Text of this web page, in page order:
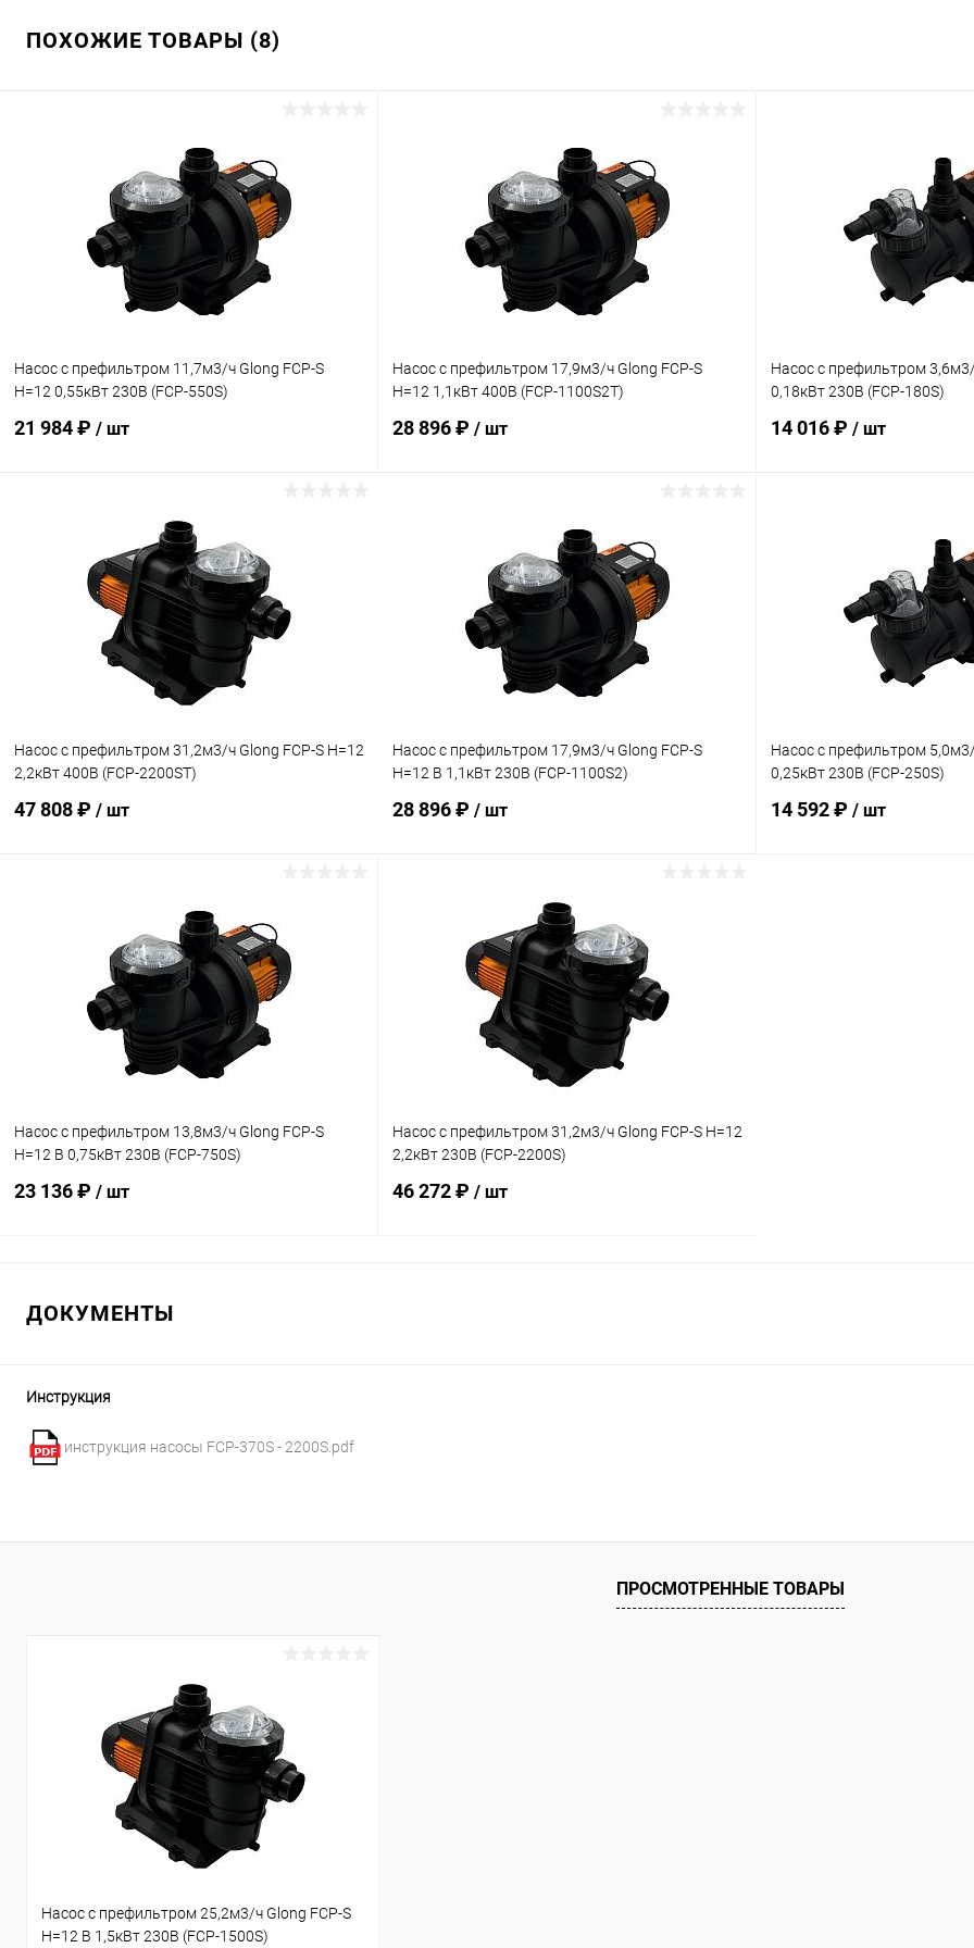
ПОХОЖИЕ ТОВАРЫ (8)
Насос с префильтром 11,7м3/ч Glong FCP-S
Н=12 0,55кВт 230В (FCP-550S)
21 984 ₽ / шт
В корзину
В избранное
К сравнению В наличии
Насос с префильтром 17,9м3/ч Glong FCP-S
Н=12 1,1кВт 400В (FCP-1100S2T)
28 896 ₽ / шт
В избранное
К сравнению Под заказ
Насос с префильтром
0,18кВт 230В (FCP-180S)
14 016 ₽ / шт
К сравнению
Насос с префильтром 31,2м3/ч Glong FCP-S Н=12
2,2кВт 400В (FCP-2200ST)
47 808 ₽ / шт
В избранное
К сравнению В наличии
Насос с префильтром 17,9м3/ч Glong FCP-S
Н=12 В 1,1кВт 230В (FCP-1100S2)
28 896 ₽ / шт
В корзину
В избранное
К сравнению В наличии
Насос с префильтром
0,25кВт 230В (FCP-250S)
14 592 ₽ / шт
Насос с префильтром 13,8м3/ч Glong FCP-S
Н=12 В 0,75кВт 230В (FCP-750S)
23 136 ₽ / шт
Насос с префильтром 31,2м3/ч Glong FCP-S Н=12
2,2кВт 230В (FCP-2200S)
46 272 ₽ / шт
ДОКУМЕНТЫ
Инструкция
инструкция насосы FCP-370S - 2200S.pdf
ПРОСМОТРЕННЫЕ ТОВАРЫ
Насос с префильтром 25,2м3/ч Glong FCP-S
Н=12 В 1,5кВт 230В (FCP-1500S)